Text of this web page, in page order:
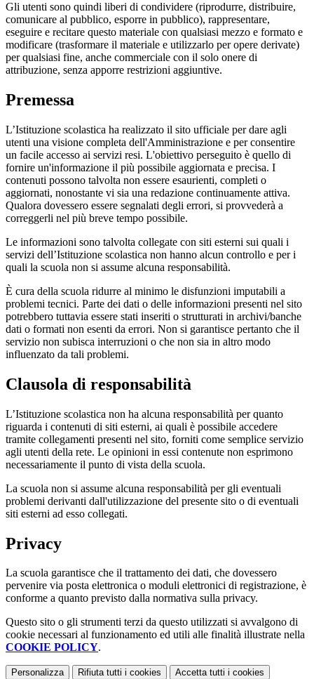
Gli utenti sono quindi liberi di condividere (riprodurre, distribuire,
comunicare al pubblico, esporre in pubblico), rappresentare,
eseguire e recitare questo materiale con qualsiasi mezzo e formato e
modificare (trasformare il materiale e utilizzarlo per opere derivate)
per qualsiasi fine, anche commerciale con il solo onere di
attribuzione, senza apporre restrizioni aggiuntive.
Premessa
L’Istituzione scolastica ha realizzato il sito ufficiale per dare agli
utenti una visione completa dell'Amministrazione e per consentire
un facile accesso ai servizi resi. L'obiettivo perseguito è quello di
fornire un'informazione il più possibile aggiornata e precisa. I
contenuti possono talvolta non essere esaurienti, completi o
aggiornati, nonostante vi sia una redazione continuamente attiva.
Qualora dovessero essere segnalati degli errori, si provvederà a
correggerli nel più breve tempo possibile.
Le informazioni sono talvolta collegate con siti esterni sui quali i
servizi dell’Istituzione scolastica non hanno alcun controllo e per i
quali la scuola non si assume alcuna responsabilità.
È cura della scuola ridurre al minimo le disfunzioni imputabili a
problemi tecnici. Parte dei dati o delle informazioni presenti nel sito
potrebbero tuttavia essere stati inseriti o strutturati in archivi/banche
dati o formati non esenti da errori. Non si garantisce pertanto che il
servizio non subisca interruzioni o che non sia in altro modo
influenzato da tali problemi.
Clausola di responsabilità
L’Istituzione scolastica non ha alcuna responsabilità per quanto
riguarda i contenuti di siti esterni, ai quali è possibile accedere
tramite collegamenti presenti nel sito, forniti come semplice servizio
agli utenti della rete. Le opinioni in essi contenute non esprimono
necessariamente il punto di vista della scuola.
La scuola non si assume alcuna responsabilità per gli eventuali
problemi derivanti dall'utilizzazione del presente sito o di eventuali
siti esterni ad esso collegati.
Privacy
La scuola garantisce che il trattamento dei dati, che dovessero
pervenire via posta elettronica o moduli elettronici di registrazione, è
conforme a quanto previsto dalla normativa sulla privacy.
Questo sito o gli strumenti terzi da questo utilizzati si avvalgono di
cookie necessari al funzionamento ed utili alle finalità illustrate nella
COOKIE POLICY.
Personalizza Rifiuta tutti i cookies Accetta tutti i cookies